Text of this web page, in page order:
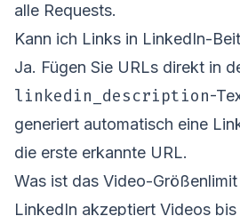
alle Requests.
Kann ich Links in LinkedIn-
Ja. Fügen Sie URLs direkt in
linkedin_description-
generiert automatisch eine
die erste erkannte URL.
Was ist das Video-
LinkedIn akzeptiert Videos bis